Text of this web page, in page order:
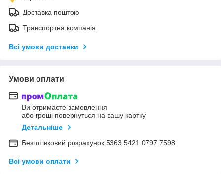
Доставка поштою
Транспортна компанія
Всі умови доставки
Умови оплати
Ви отримаєте замовлення
або гроші повернуться на вашу картку
Детальніше
Безготівковий розрахунок 5363 5421 0797 7598
Всі умови оплати